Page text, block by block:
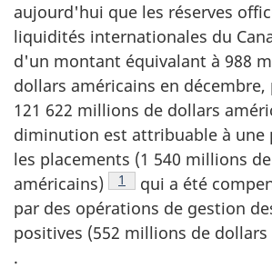
aujourd'hui que les réserves
liquidités internationales du
d'un montant équivalant à 988
dollars américains en
121 622 millions de dollars
diminution est attribuable à une
les placements (1 540 millions
américains)
Note de bas de page
1
qui a été
par des opérations de gestion
positives (552 millions de dollars
.